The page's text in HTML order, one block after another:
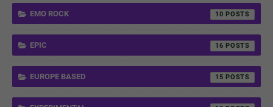
EMO ROCK 10
EPIC 16
EUROPE BASED 15